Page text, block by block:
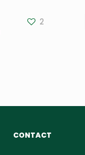
2
CONTACT